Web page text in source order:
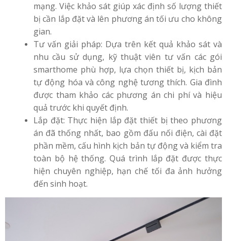
mạng. Việc khảo sát giúp xác định số lượng thiết
bị cần lắp đặt và lên phương án tối ưu cho không
gian.
Tư vấn giải pháp: Dựa trên kết quả khảo sát và
nhu cầu sử dụng, kỹ thuật viên tư vấn các gói
smarthome phù hợp, lựa chọn thiết bị, kịch bản
tự động hóa và công nghệ tương thích. Gia đình
được tham khảo các phương án chi phí và hiệu
quả trước khi quyết định.
Lắp đặt: Thực hiện lắp đặt thiết bị theo phương
án đã thống nhất, bao gồm đấu nối điện, cài đặt
phần mềm, cấu hình kịch bản tự động và kiểm tra
toàn bộ hệ thống. Quá trình lắp đặt được thực
hiện chuyên nghiệp, hạn chế tối đa ảnh hưởng
đến sinh hoạt.